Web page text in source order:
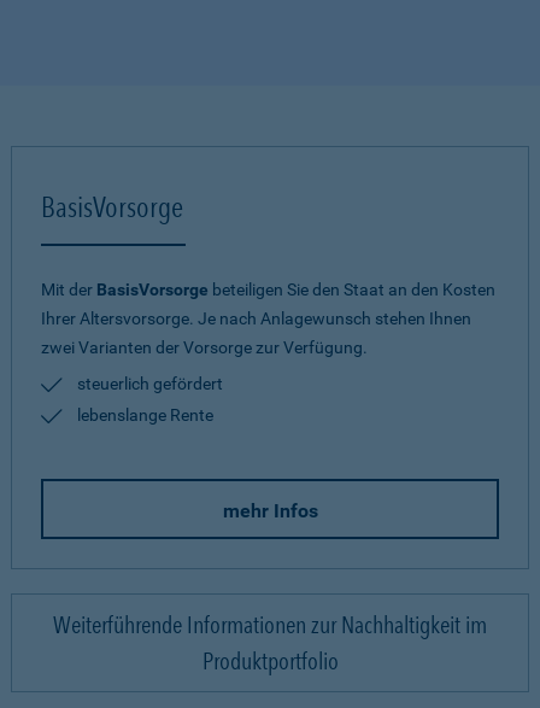
BasisVorsorge
Mit der BasisVorsorge beteiligen Sie den Staat an den Kosten
Ihrer Altersvorsorge. Je nach Anlagewunsch stehen Ihnen
zwei Varianten der Vorsorge zur Verfügung.
steuerlich gefördert
lebenslange Rente
mehr Infos
Weiterführende Informationen zur Nachhaltigkeit im
Produktportfolio